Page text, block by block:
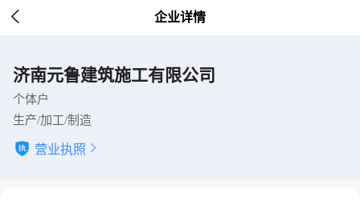
 企业详情
济南元鲁建筑施工有限公司
个体户
生产/加工/制造
营业执照 